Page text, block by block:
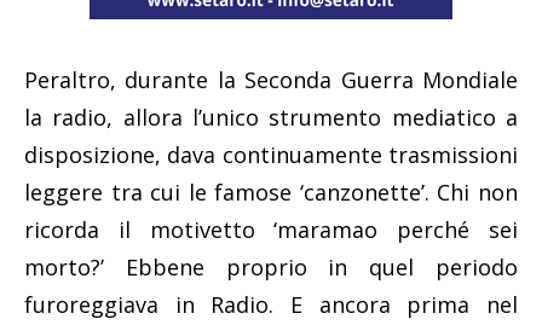
Peraltro, durante la Seconda Guerra Mondiale
la radio, allora l’unico strumento mediatico a
disposizione, dava continuamente trasmissioni
leggere tra cui le famose ‘canzonette’. Chi non
ricorda il motivetto ‘maramao perché sei
morto?’ Ebbene proprio in quel periodo
furoreggiava in Radio. E ancora prima nel